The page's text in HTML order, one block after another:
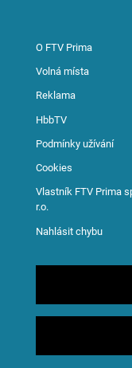
O FTV Prima
Volná místa
Reklama
HbbTV
Podmínky užívání
Cookies
Vlastník FTV Prima
r.o.
Nahlásit chybu